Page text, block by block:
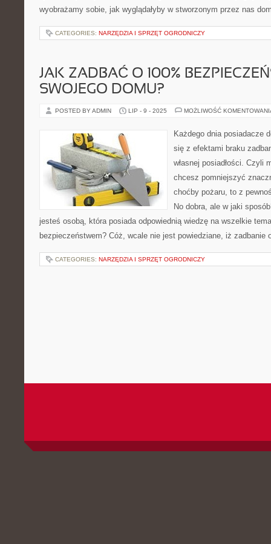
wyobrażamy sobie, jak wyglądałyby w stworzonym przez nas
CATEGORIES: NARZĘDZIA I SPRZĘT OGRODNICZY
JAK ZADBAĆ O 100%
SWOJEGO DOMU?
POSTED BY ADMIN LIP - 9 - 2025 MOŻLIWOŚĆ
Każdego dnia posiadacze
się z efektami braku
własnej posiadłości. Czyli
chcesz pomniejszyć
choćby pożaru, to z
No dobra, ale w jaki
jesteś osobą, która posiada odpowiednią wiedzę na wszelkie
bezpieczeństwem? Cóż, wcale nie jest powiedziane, iż
CATEGORIES: NARZĘDZIA I SPRZĘT OGRODNICZY